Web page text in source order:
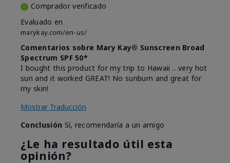
Comprador verificado
Evaluado en
marykay.com/en-us/
Comentarios sobre Mary Kay® Sunscreen Broad
Spectrum SPF 50*
I bought this product for my trip to Hawaii .. very hot
sun and it worked GREAT! No sunburn and great for
my skin!
Mostrar Traducción
Conclusión Sí, recomendaría a un amigo
¿Le ha resultado útil esta
opinión?